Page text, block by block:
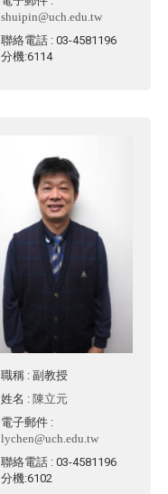
shuipin@uch.edu.tw
聯絡電話 : 03-4581196
分機:6114
職稱 : 副教授
姓名 : 陳立元
電子郵件 :
lychen@uch.edu.tw
聯絡電話 : 03-4581196
分機:6102